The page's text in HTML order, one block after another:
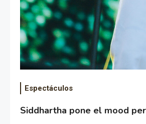
Espectáculos
Siddhartha pone el mood